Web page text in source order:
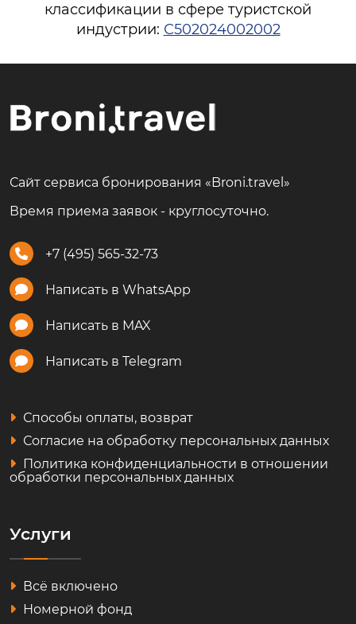
классификации в сфере туристской
индустрии: С502024002002
Сайт сервиса бронирования «Broni.travel»
Время приема заявок - круглосуточно.
+7 (495) 565-32-73
Написать в WhatsApp
Написать в MAX
Написать в Telegram
Способы оплаты, возврат
Согласие на обработку персональных данных
Политика конфиденциальности в отношении
обработки персональных данных
Услуги
Всё включено
Номерной фонд